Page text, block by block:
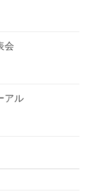
会
アル